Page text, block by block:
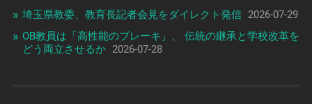
埼玉県教委、教育長記者会見をダイレクト発信 2026-07-29
OB教員は「高性能のブレーキ」、 伝統の継承と学校改革を
どう両立させるか 2026-07-28